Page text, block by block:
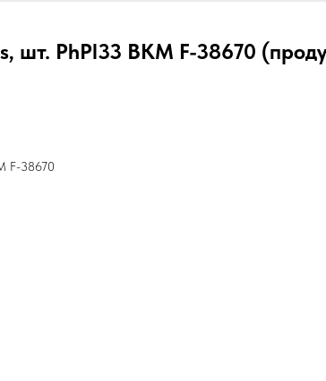
шт. PhPl33 ВКМ F-38670
F-38670